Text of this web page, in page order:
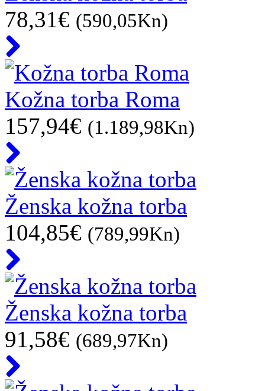
78,31€ (590,05Kn)
Kožna torba Roma
157,94€ (1.189,98Kn)
Ženska kožna torba
104,85€ (789,99Kn)
Ženska kožna torba
91,58€ (689,97Kn)